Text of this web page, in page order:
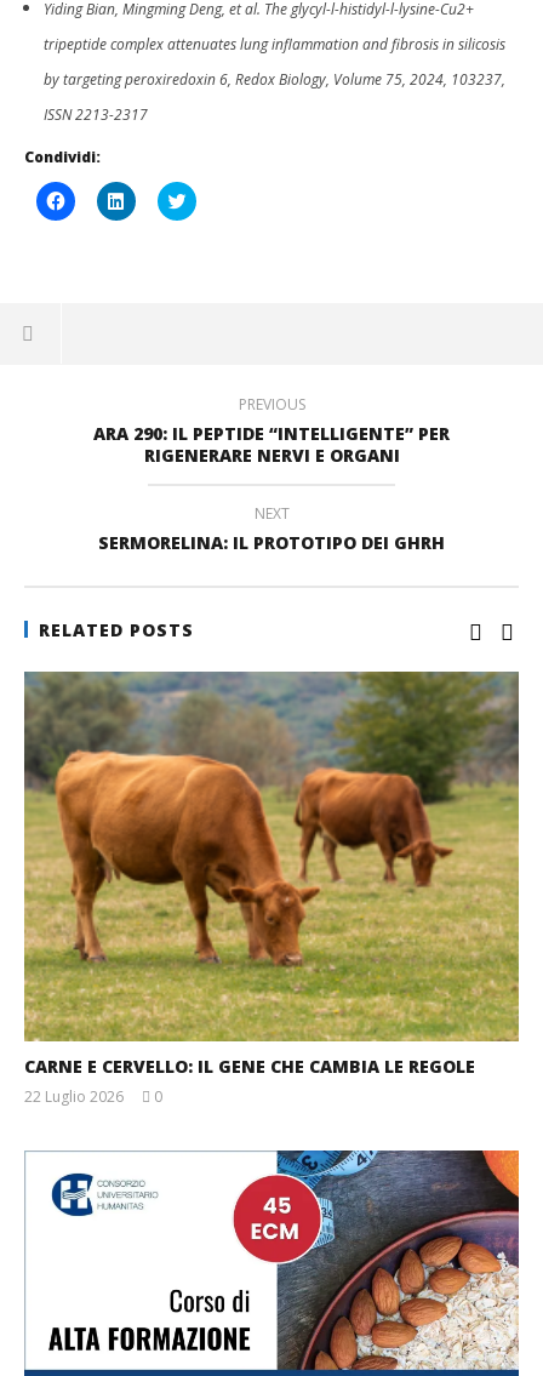
Yiding Bian, Mingming Deng, et al. The glycyl-l-histidyl-l-lysine-Cu2+
tripeptide complex attenuates lung inflammation and fibrosis in silicosis
by targeting peroxiredoxin 6, Redox Biology, Volume 75, 2024, 103237,
ISSN 2213-2317
Condividi:
Fai
clic
Fai
clic
Click
to
PREVIOUS
ARA 290: IL PEPTIDE “INTELLIGENTE” PER
RIGENERARE NERVI E ORGANI
NEXT
SERMORELINA: IL PROTOTIPO DEI GHRH
RELATED POSTS
CARNE E CERVELLO: IL GENE CHE CAMBIA LE REGOLE
22 Luglio 2026
0